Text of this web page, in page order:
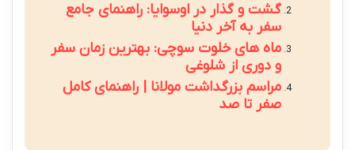
گشت و گذار در اوسوایا: راهنمای جامع
سفر به آخر دنیا
ماه های خلوت سوچی: بهترین زمان سفر
و دوری از شلوغی
مراسم بزرگداشت مولانا | راهنمای کامل
صفر تا صد